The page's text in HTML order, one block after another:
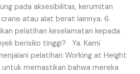
pada aksesibilitas, kerumitan
atau alat berat lainnya. 6.
pelatihan keselamatan kepada
berisiko tinggi? Ya. Kami
pelatihan Working at Height
memastikan bahwa mereka